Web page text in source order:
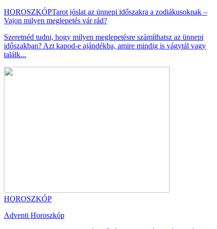
HOROSZKÓPTarot jóslat az ünnepi időszakra a zodiákusoknak –
Vajon milyen meglepetés vár rád?
Szeretnéd tudni, hogy milyen meglepetésre számíthatsz az ünnepi
időszakban? Azt kapod-e ajándékba, amire mindig is vágytál vagy
találk...
HOROSZKÓP
Adventi Horoszkóp